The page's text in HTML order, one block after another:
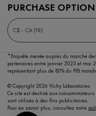
PURCHASE OPTION
C$ - CA (FR)
*Enquête menée auprès du marché
partenaires entre janvier 2023 et mai
représentant plus de 80% du PIB
© Copyright 2026 Vichy Laboratoires
Ce site est destiné aux
sont utilisés à des fins publicitaires.
Pour en savoir plus, consultez notre